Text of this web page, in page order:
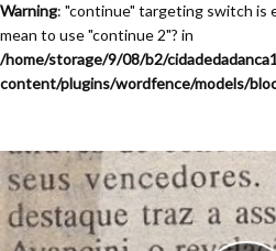
Warning: "continue" targeting switch is
mean to use "continue 2"? in
/home/storage/9/08/b2/
content/plugins/wordfence/models/
Festival de Dança de